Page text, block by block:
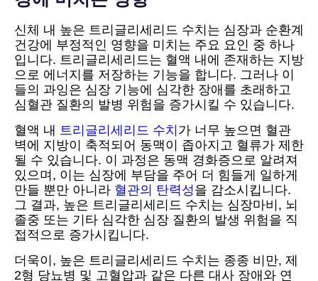
신체 내 높은 트리글리세리드 수치는 심장과 순환계
건강에 부정적인 영향을 미치는 주요 요인 중 하나
입니다. 트리글리세리드는 혈액 내에 존재하는 지방
으로 에너지를 저장하는 기능을 합니다. 그러나 이
들의 과잉은 심장 기능에 심각한 장애를 초래하고
심혈관 질환의 발병 위험을 증가시킬 수 있습니다.
혈액 내 트리글리세리드 수치 가 너무 높으면 혈관
벽에 지방이 축적되어 동맥이 좁아지고 혈류가 제한
될 수 있습니다. 이 과정은 동맥 경화증으로 알려져
있으며, 이는 심장에 부담을 주어 더 힘들게 일하게
만들 뿐만 아니라 혈관의 탄력성을 감소시킵니다.
그 결과, 높은 트리글리세리드 수치는 심장마비, 뇌
졸중 또는 기타 심각한 심장 질환의 발생 위험을 직
접적으로 증가시킵니다.
더욱이, 높은 트리글리세리드 수치는 종종 비만, 제
2형 당뇨병 및 고혈압과 같은 다른 대사 장애와 연